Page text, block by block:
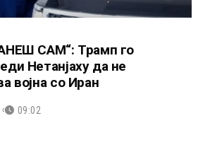
САМ“: Трамп го
Нетанјаху да не
војна со Иран
09:02